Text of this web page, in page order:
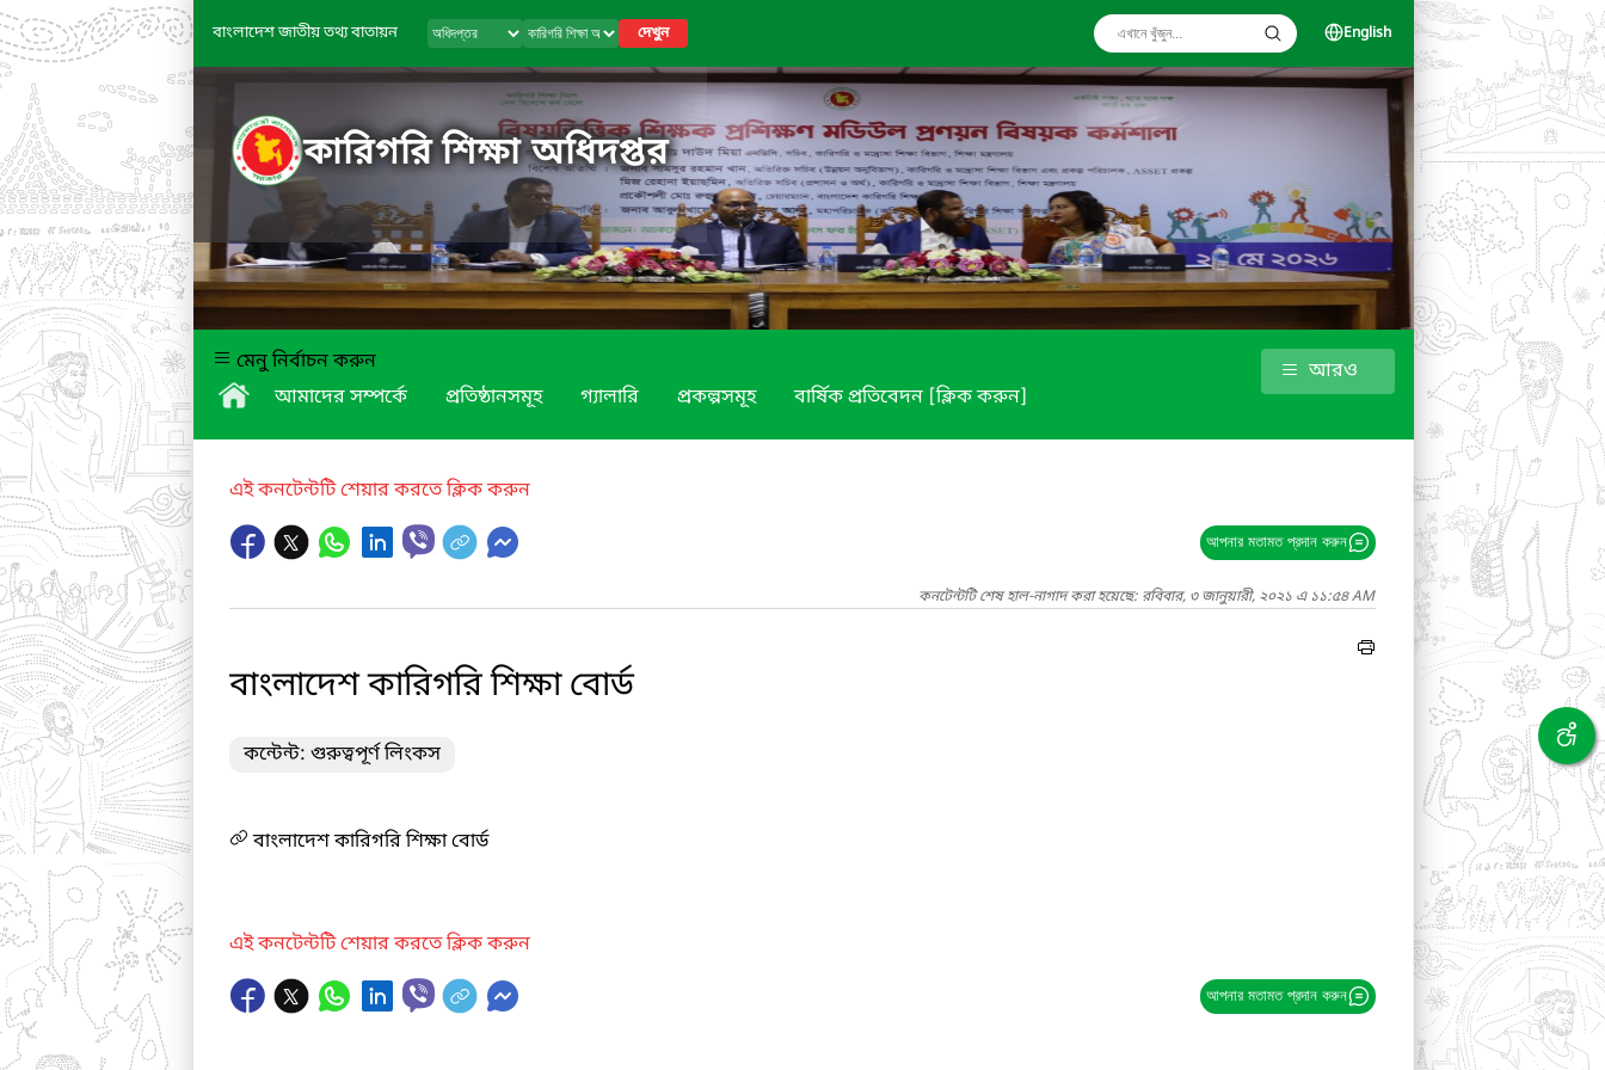
বাংলাদেশ জাতীয় তথ্য বাতায়ন দেখুন English
কারিগরি শিক্ষা অধিদপ্তর
মেনু নির্বাচন করুন
আমাদের সম্পর্কে
প্রতিষ্ঠানসমূহ গ্যালারি প্রকল্পসমূহ বার্ষিক প্রতিবেদন [ক্লিক করুন]
আরও
এই কনটেন্টটি শেয়ার করতে ক্লিক করুন
আপনার মতামত প্রদান করুন
কনটেন্টটি শেষ হাল-নাগাদ করা হয়েছে: রবিবার, ৩ জানুয়ারী, ২০২১ এ ১১:৫৪ AM
বাংলাদেশ কারিগরি শিক্ষা বোর্ড
কন্টেন্ট: গুরুত্বপূর্ণ লিংকস
বাংলাদেশ কারিগরি শিক্ষা বোর্ড
এই কনটেন্টটি শেয়ার করতে ক্লিক করুন
আপনার মতামত প্রদান করুন